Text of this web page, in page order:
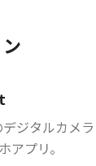
ジタルカメ
アプリ。